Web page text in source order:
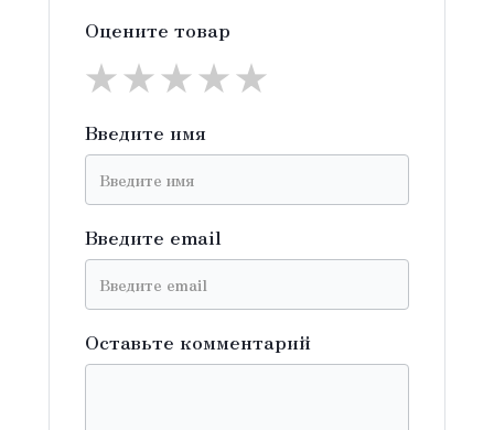
Оцените товар
★
★
★
★
★
Введите имя
Введите email
Оставьте комментарий